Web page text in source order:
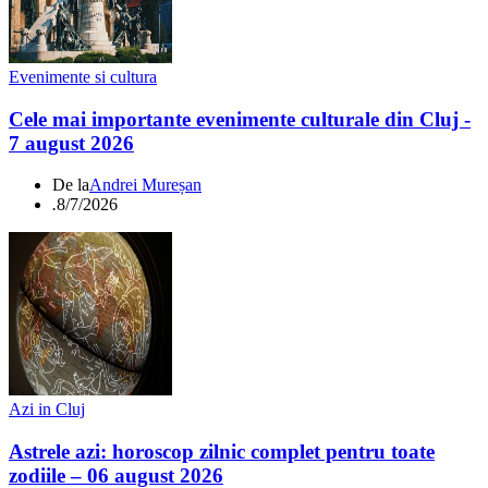
Evenimente si cultura
Cele mai importante evenimente culturale din Cluj -
7 august 2026
De laAndrei Mureșan
.8/7/2026
Azi in Cluj
Astrele azi: horoscop zilnic complet pentru toate
zodiile – 06 august 2026